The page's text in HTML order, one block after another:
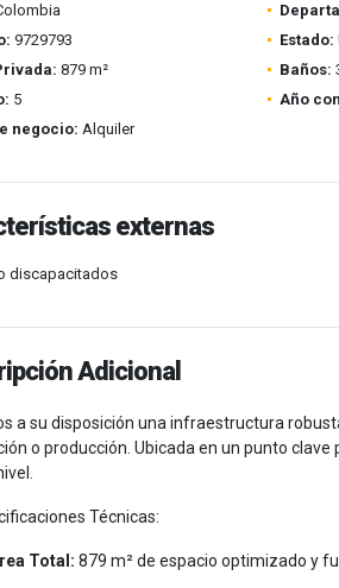
9729793 Estado:
879 m² Baños:
5
Año
negocio: Alquiler
externas
discapacitados
Adicional
a su disposición una infraestructura
o producción. Ubicada en un punto
Técnicas:
Total: 879 m² de espacio optimizado y